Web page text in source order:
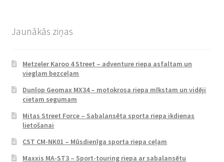
Jaunākās ziņas
Metzeler Karoo 4 Street – adventure riepa asfaltam un
vieglam bezceļam
Dunlop Geomax MX34 – motokrosa riepa mīkstam un vidēji
cietam segumam
Mitas Street Force – Sabalansēta sporta riepa ikdienas
lietošanai
CST CM-NK01 – Mūsdienīga sporta riepa ceļam
Maxxis MA-ST3 – Sport-touring riepa ar sabalansētu